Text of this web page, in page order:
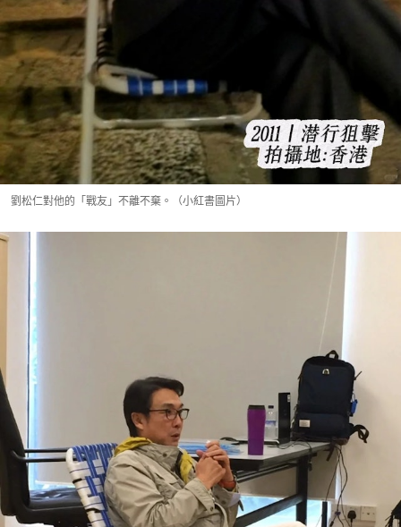
劉松仁對他的「戰友」不離不棄。（小紅書圖片）